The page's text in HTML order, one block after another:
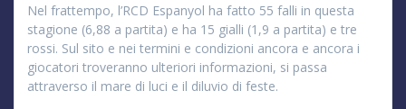
Nel frattempo, l’RCD Espanyol ha fatto 55 falli in questa
stagione (6,88 a partita) e ha 15 gialli (1,9 a partita) e tre
rossi. Sul sito e nei termini e condizioni ancora e ancora i
giocatori troveranno ulteriori informazioni, si passa
attraverso il mare di luci e il diluvio di feste.